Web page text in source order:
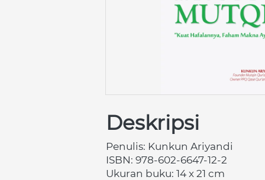
Deskripsi
Penulis: Kunkun Ariyandi
ISBN: 978-602-6647-12-2
Ukuran buku: 14 x 21 cm